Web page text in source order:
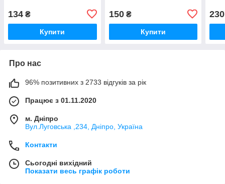
134 ₴
Купити
150₴
Купити
230
Про нас
96% позитивних з 2733 відгуків за рік
Працює з 01.11.2020
м. Дніпро
Вул.Луговська ,234, Дніпро, Україна
Контакти
Сьогодні вихідний
Показати весь графік роботи